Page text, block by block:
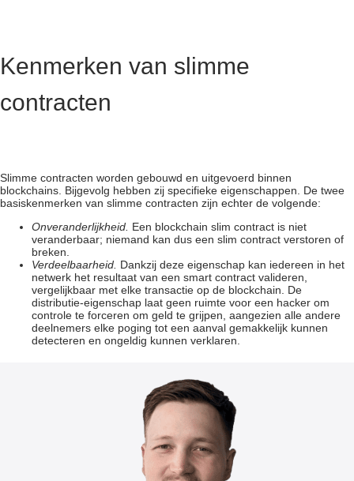
Kenmerken van slimme
contracten
Slimme contracten worden gebouwd en uitgevoerd binnen
blockchains. Bijgevolg hebben zij specifieke eigenschappen. De twee
basiskenmerken van slimme contracten zijn echter de volgende:
Onveranderlijkheid. Een blockchain slim contract is niet
veranderbaar; niemand kan dus een slim contract verstoren of
breken.
Verdeelbaarheid. Dankzij deze eigenschap kan iedereen in het
netwerk het resultaat van een smart contract valideren,
vergelijkbaar met elke transactie op de blockchain. De
distributie-eigenschap laat geen ruimte voor een hacker om
controle te forceren om geld te grijpen, aangezien alle andere
deelnemers elke poging tot een aanval gemakkelijk kunnen
detecteren en ongeldig kunnen verklaren.